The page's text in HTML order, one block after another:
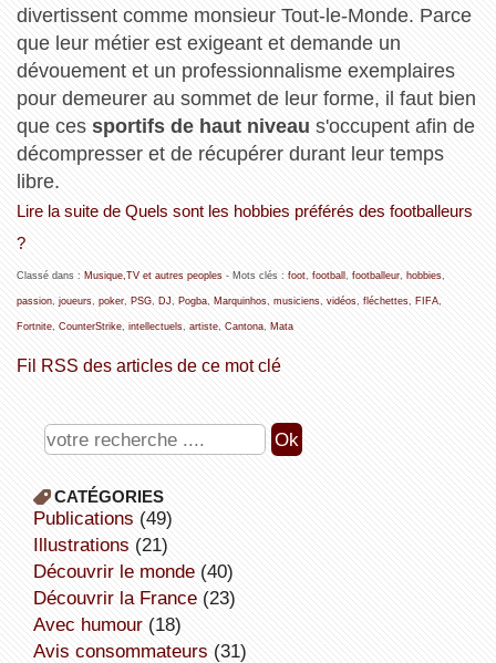
divertissent comme monsieur Tout-le-Monde. Parce
que leur métier est exigeant et demande un
dévouement et un professionnalisme exemplaires
pour demeurer au sommet de leur forme, il faut bien
que ces sportifs de haut niveau s'occupent afin de
décompresser et de récupérer durant leur temps
libre.
Lire la suite de Quels sont les hobbies préférés des footballeurs
?
Classé dans : Musique,TV et autres peoples- Mots clés : foot, football footballeur, hobbies,
passion, joueurs, poker, PSG, DJ Pogba, Marquinhos, musiciens, vidéos, fléchettes, FIFA,
Fortnite, CounterStrike, intellectuels, artiste, Cantona, Mata
Fil RSS des articles de ce mot clé
CATÉGORIES
publications (49)
illustrations (21)
découvrir le monde(40)
découvrir la France(23)
avec humour(18)
avis consommateurs (31)